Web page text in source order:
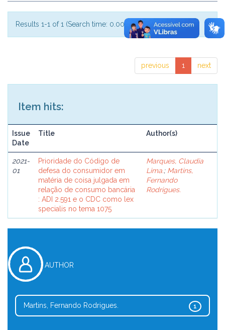
Results 1-1 of 1 (Search time: 0.002 seconds).
previous 1 next
Item hits:
Issue
Date
Title Author(s)
2021-
01
Prioridade do Código de
defesa do consumidor em
matéria de coisa julgada em
relação de consumo bancária
: ADI 2.591 e o CDC como lex
specialis no tema 1075
Marques, Claudia
Lima.; Martins,
Fernando
Rodrigues.
AUTHOR
1
Martins, Fernando Rodrigues.